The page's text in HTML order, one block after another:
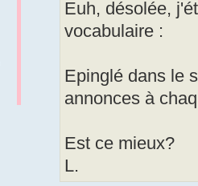
Euh, désolée,
vocabulaire :
Epinglé dans le
annonces à
Est ce mieux?
L.